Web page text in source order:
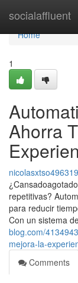
socialaffluent
Home
Home
1
Ahorra
nicolasxtso496319
repetitivas?
para reducir
Con un sistema
blog.com/
mejora-la-
Comments